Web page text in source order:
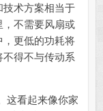
术方案相当于
不需要风扇或
更低的功耗将
得不与传动系
看起来像你家